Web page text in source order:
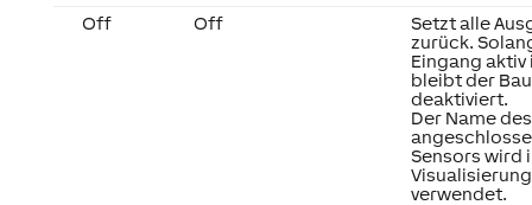
Off
Off
Setzt alle
zurück.
Eingang aktiv
bleibt der
deaktiviert.
Der Name des
Sensors wird
Visualisierung
verwendet.